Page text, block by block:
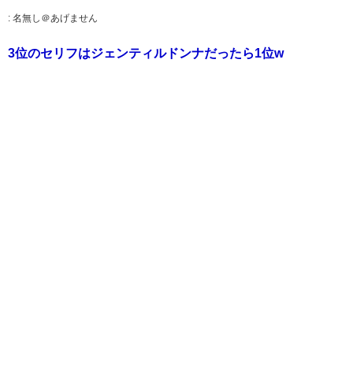
: 名無し＠あげません
3位のセリフはジェンティルドンナだったら1位w